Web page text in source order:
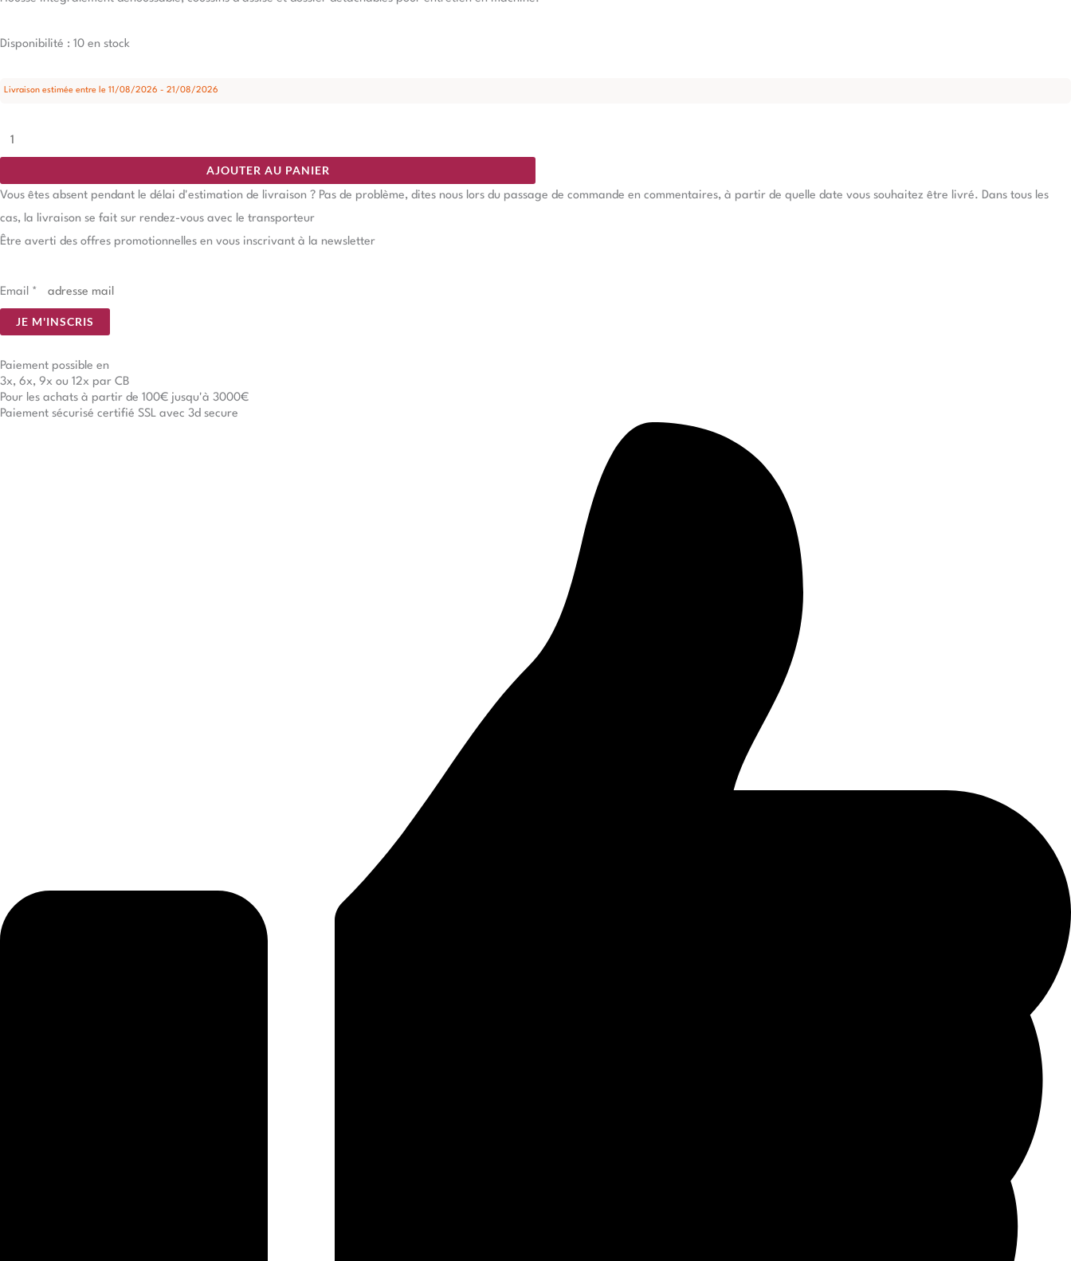
Disponibilité : 10 en stock
Livraison estimée entre le 11/08/2026 - 21/08/2026
AJOUTER AU PANIER
Vous êtes absent pendant le délai d'estimation de livraison ? Pas de problème, dites nous lors du passage de commande en commentaires, à partir de quelle date vous souhaitez être livré. Dans tous les
cas, la livraison se fait sur rendez-vous avec le transporteur
Être averti des offres promotionnelles en vous inscrivant à la newsletter
Email *
JE M'INSCRIS
Paiement possible en
3x, 6x, 9x ou 12x par CB
Pour les achats à partir de 100€ jusqu'à 3000€
Paiement sécurisé certifié SSL avec 3d secure